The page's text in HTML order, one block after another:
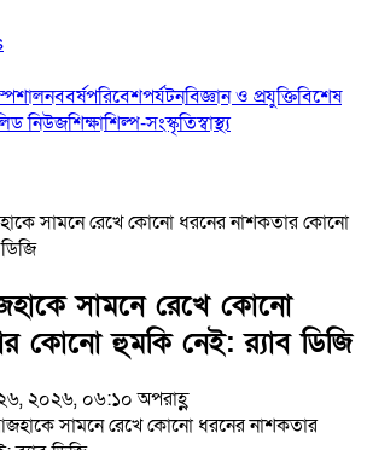
নববর্ষপরিবেশপর্যটনবিজ্ঞান ও প্রযুক্তিবিশেষ
নিউজশিক্ষাশিল্প-সংস্কৃতিস্বাস্থ্য
সামনে রেখে কোনো ধরনের নাশকতার কোনো
সামনে রেখে কোনো
কোনো হুমকি নেই: র‍্যাব ডিজি
২০২৬, ০৬:১০ অপরাহ্ণ